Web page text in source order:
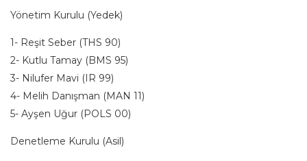
Yönetim Kurulu (Yedek)
1- Reşit Seber (THS 90)
2- Kutlu Tamay (BMS 95)
3- Nilufer Mavi (IR 99)
4- Melih Danışman (MAN 11)
5- Ayşen Uğur (POLS 00)
Denetleme Kurulu (Asil)